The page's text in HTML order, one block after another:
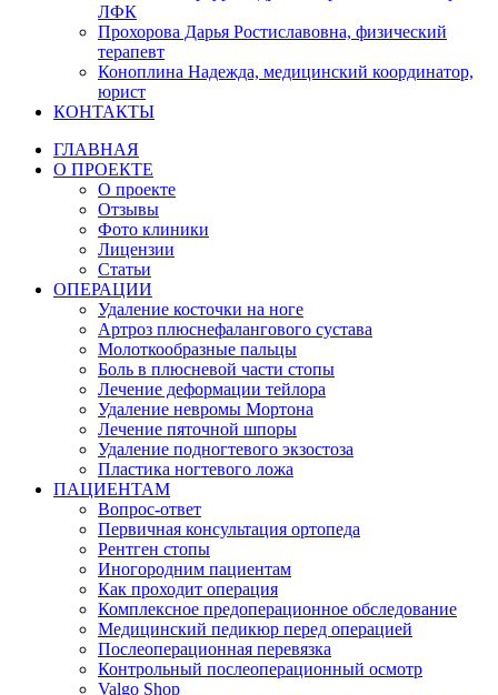
ЛФК
Прохорова Дарья Ростиславовна, физический
терапевт
Коноплина Надежда, медицинский координатор,
юрист
КОНТАКТЫ
ГЛАВНАЯ
О ПРОЕКТЕ
О проекте
Отзывы
Фото клиники
Лицензии
Статьи
ОПЕРАЦИИ
Удаление косточки на ноге
Артроз плюснефалангового сустава
Молоткообразные пальцы
Боль в плюсневой части стопы
Лечение деформации тейлора
Удаление невромы Мортона
Лечение пяточной шпоры
Удаление подногтевого экзостоза
Пластика ногтевого ложа
ПАЦИЕНТАМ
Вопрос-ответ
Первичная консультация ортопеда
Рентген стопы
Иногородним пациентам
Как проходит операция
Комплексное предоперационное обследование
Медицинский педикюр перед операцией
Послеоперационная перевязка
Контрольный послеоперационный осмотр
Valgo Shop